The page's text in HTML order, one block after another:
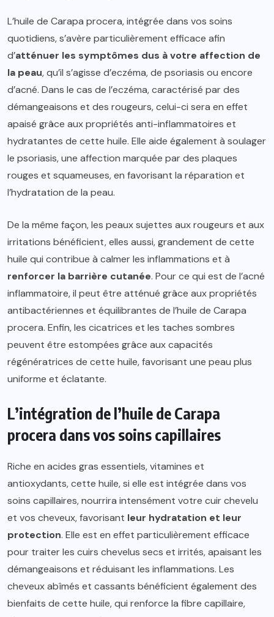
L’huile de Carapa procera, intégrée dans vos soins
quotidiens, s’avère particulièrement efficace afin
d’atténuer les symptômes dus à votre affection de
la peau, qu’il s’agisse d’eczéma, de psoriasis ou encore
d’acné. Dans le cas de l’eczéma, caractérisé par des
démangeaisons et des rougeurs, celui-ci sera en effet
apaisé grâce aux propriétés anti-inflammatoires et
hydratantes de cette huile. Elle aide également à soulager
le psoriasis, une affection marquée par des plaques
rouges et squameuses, en favorisant la réparation et
l’hydratation de la peau.
De la même façon, les peaux sujettes aux rougeurs et aux
irritations bénéficient, elles aussi, grandement de cette
huile qui contribue à calmer les inflammations et à
renforcer la barrière cutanée. Pour ce qui est de l’acné
inflammatoire, il peut être atténué grâce aux propriétés
antibactériennes et équilibrantes de l’huile de Carapa
procera. Enfin, les cicatrices et les taches sombres
peuvent être estompées grâce aux capacités
régénératrices de cette huile, favorisant une peau plus
uniforme et éclatante.
L’intégration de l’huile de Carapa
procera dans vos soins capillaires
Riche en acides gras essentiels, vitamines et
antioxydants, cette huile, si elle est intégrée dans vos
soins capillaires, nourrira intensément votre cuir chevelu
et vos cheveux, favorisant leur hydratation et leur
protection. Elle est en effet particulièrement efficace
pour traiter les cuirs chevelus secs et irrités, apaisant les
démangeaisons et réduisant les inflammations. Les
cheveux abîmés et cassants bénéficient également des
bienfaits de cette huile, qui renforce la fibre capillaire,